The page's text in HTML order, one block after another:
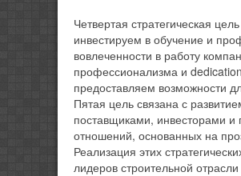
Четвертая стратегическая
инвестируем в обучение и
вовлеченности в работу
профессионализма и
предоставляем возможности
Пятая цель связана с
поставщиками, инвесторами
отношений, основанных на
Реализация этих
лидеров строительной